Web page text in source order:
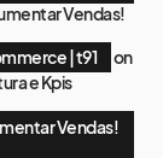
Vendas!
| t91
on
e Kpis
Vendas!